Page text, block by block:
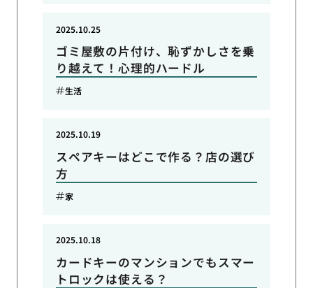
ゴミ屋敷の片付け、恥ずかしさを乗
り越えて！心理的ハードル
2025.10.25
生活
スペアキーはどこで作る？店の選び
方
2025.10.19
家
カードキーのマンションでもスマー
トロックは使える？
2025.10.18